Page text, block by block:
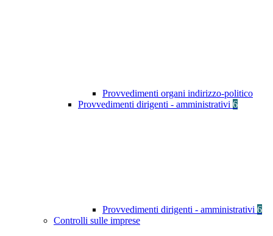
Provvedimenti organi indirizzo-politico
Provvedimenti dirigenti - amministrativi 6
Provvedimenti dirigenti - amministrativi 6
Controlli sulle imprese